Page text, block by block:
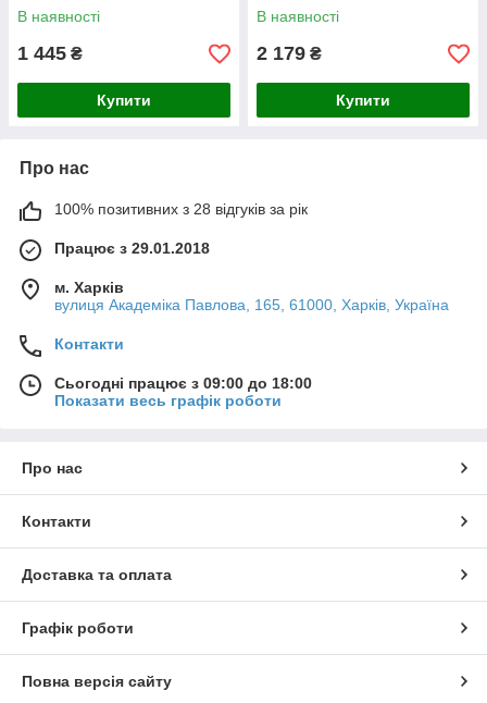
В наявності
1 445 ₴
Купити
В наявності
2 179 ₴
Купити
Про нас
100% позитивних з 28 відгуків за рік
Працює з 29.01.2018
м. Харків
вулиця Академіка Павлова, 165, 61000, Харків, Україна
Контакти
Сьогодні працює з 09:00 до 18:00
Показати весь графік роботи
Про нас
Контакти
Доставка та оплата
Графік роботи
Повна версія сайту